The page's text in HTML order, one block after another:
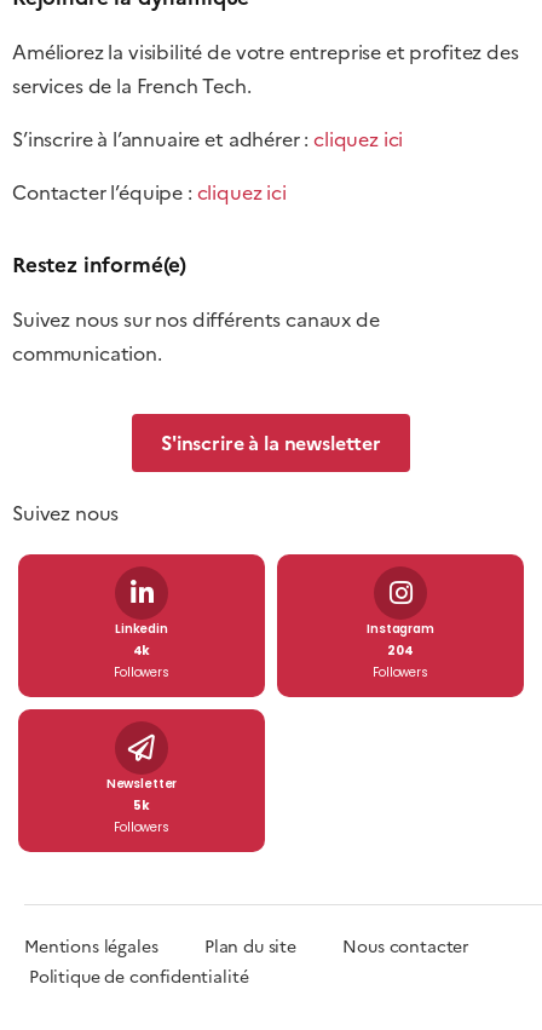
Améliorez la visibilité de votre entreprise et profitez des
services de la French Tech.
S’inscrire à l’annuaire et adhérer :cliquez ici
Contacter l’équipe : cliquez ici
Restez informé(e)
Suivez nous sur nos différents canaux de
communication.
S'inscrire à la newsletter
Suivez nous
Linkedin
4k
Followers
Instagram
204
Followers
Newsletter
5k
Followers
Mentions légales Plan du site Nous contacter
Politique de confidentialité